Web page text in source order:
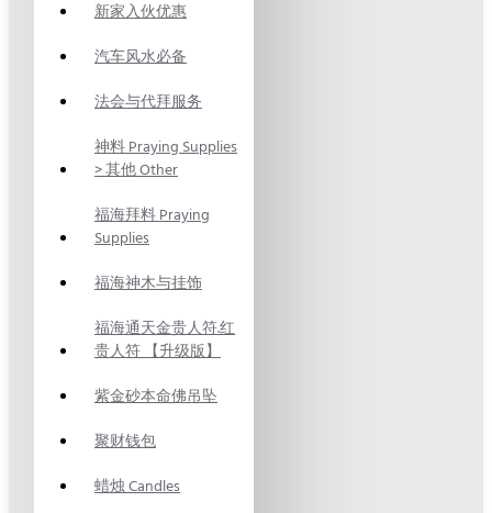
新家入伙优惠
汽车风水必备
法会与代拜服务
神料 Praying Supplies
> 其他 Other
福海拜料 Praying
Supplies
福海神木与挂饰
福海通天金贵人符.红
贵人符 【升级版】
紫金砂本命佛吊坠
聚财钱包
蜡烛 Candles